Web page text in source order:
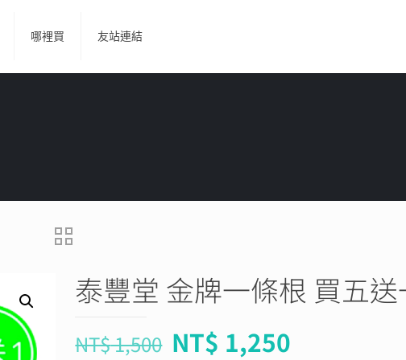
哪裡買 友站連結
泰豐堂 金牌一條根 買五送
NT$1,500 NT$ 1,250